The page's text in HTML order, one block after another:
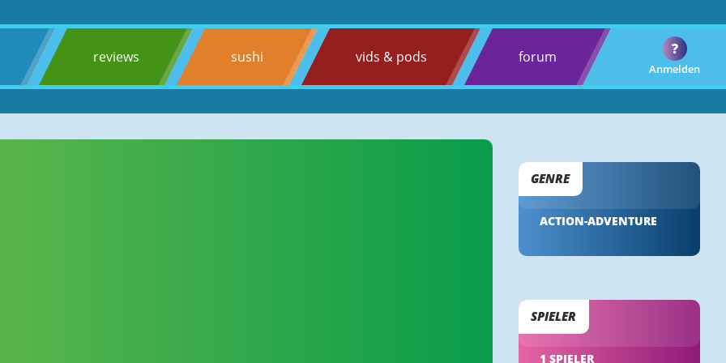
reviews sushi vids & pods forum
Anmelden
?
GENRE
ACTION-ADVENTURE
SPIELER
1 SPIELER